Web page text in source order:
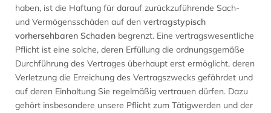
haben, ist die Haftung für darauf zurückzuführende Sach-
und Vermögensschäden auf den vertragstypisch
vorhersehbaren Schaden begrenzt. Eine vertragswesentliche
Pflicht ist eine solche, deren Erfüllung die ordnungsgemäße
Durchführung des Vertrages überhaupt erst ermöglicht, deren
Verletzung die Erreichung des Vertragszwecks gefährdet und
auf deren Einhaltung Sie regelmäßig vertrauen dürfen. Dazu
gehört insbesondere unsere Pflicht zum Tätigwerden und der